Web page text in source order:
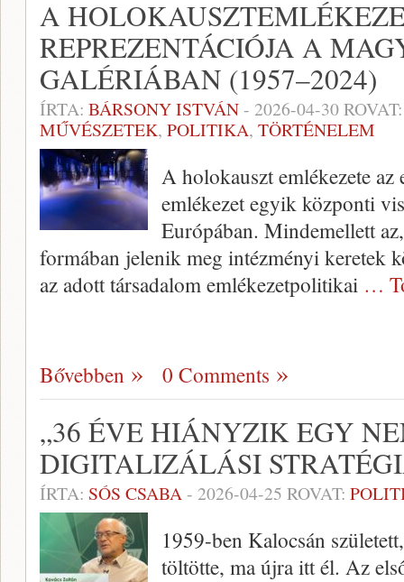
A
REPREZENTÁCIÓJA A
GALÉRIÁBAN (1957–2024)
ÍRTA: BÁRSONY ISTVÁN- 2026-04-30
MŰVÉSZETEK, POLITIKA, TÖRTÉNELEM
A holokauszt emlékezete
emlékezet egyik központi
Európában. Mindemellett
formában jelenik meg intézményi keretek
az adott társadalom emlékezetpolitikai …
Bővebben 0 Comments
„36 ÉVE HIÁNYZIK EGY
DIGITALIZÁLÁSI
ÍRTA: SÓS CSABA- 2026-04-25 ROVAT:
1959-ben Kalocsán
töltötte, ma újra itt él. Az